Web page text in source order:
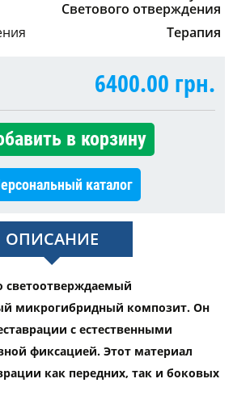
Светового отверждения
Терапия
6400.00 грн.
в корзину
каталог
ОПИСАНИЕ
светоотверждаемый
микрогибридный композит. Он
с естественными
фиксацией. Этот материал
как передних, так и боковых